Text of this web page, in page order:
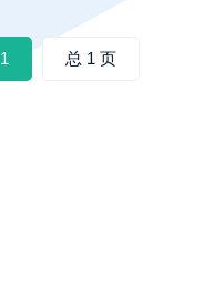
具体规定，对保护我国国
利益、个人合法权益和促
展具有重要的里程碑意义
1 总 1 页